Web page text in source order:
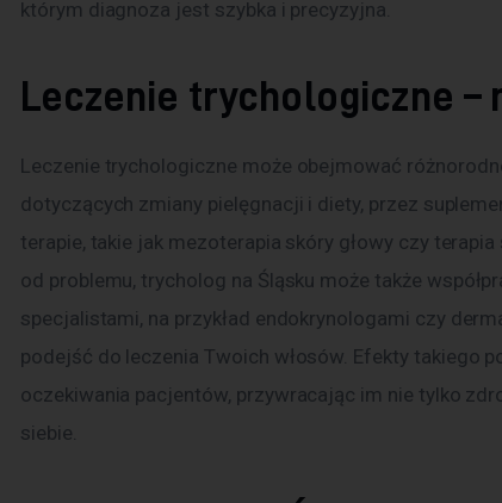
którym diagnoza jest szybka i precyzyjna.
Leczenie trychologiczne –
Leczenie trychologiczne może obejmować
dotyczących zmiany pielęgnacji i diety, przez
terapie, takie jak mezoterapia skóry głowy czy terapia
od problemu, trycholog na Śląsku może także
specjalistami, na przykład endokrynologami czy
podejść do leczenia Twoich włosów. Efekty takiego
oczekiwania pacjentów, przywracając im nie tylko
siebie.